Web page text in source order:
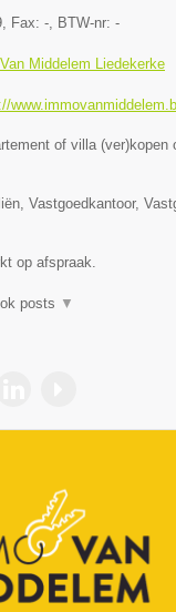
, Fax: - , BTW-nr: -
Middelem Liedekerke
of villa (ver)kopen
Vastgoedkantoor,
op afspraak.
posts ▼